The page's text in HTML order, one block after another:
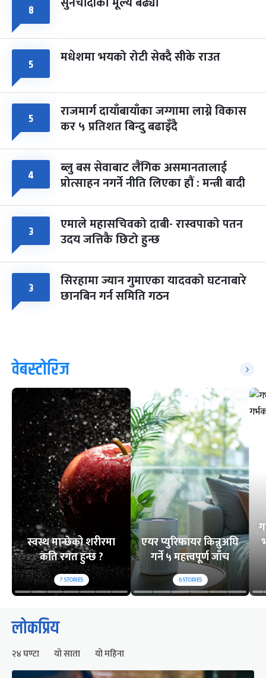
८
५ मधेशमा भयको रोटी सेक्दै सीके राउत
५ राजमार्ग दायाँबायाँका जग्गामा लाग्ने विकास
कर ५ प्रतिशत बिन्दु बढाइँदै
४ ब्लु बस सेवाबाट लैंगिक असमानतालाई
प्रोत्साहन नगर्ने नीति लिएका हौं : मन्त्री बादी
३ एमाले महासचिवको दाबी- रास्वपाको पतन
उदय जत्तिकै छिटो हुन्छ
३ सिरहामा ज्यान गुमाएका यादवको घटनाबारे
छानबिन गर्न समिति गठन
वेबस्टोरिज
स्वस्थ मान्छेको शरीरमा
कति रगत हुन्छ ?
7STORIES
एयर प्युरिफायर किन्नुअघि
गर्ने ५ महत्त्वपूर्ण जाँच
6STORIES
लोकप्रिय
२४ घण्टा यो साता यो महिना